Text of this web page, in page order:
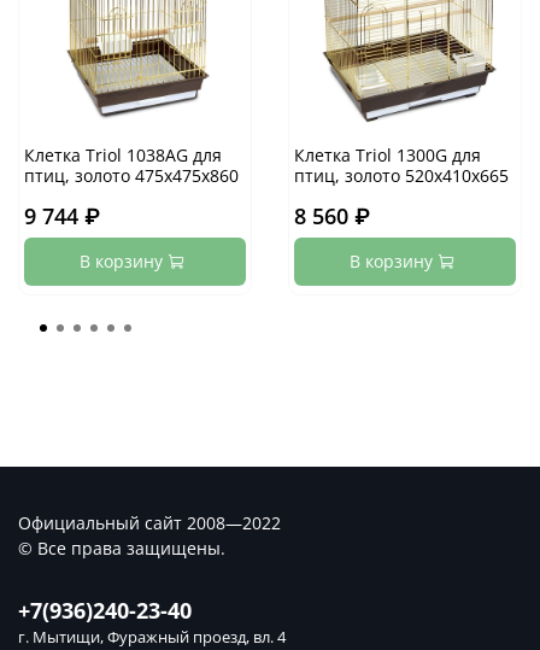
Клетка Triol 1038AG для
птиц, золото 475х475х860
9 744 ₽
В корзину
Клетка Triol 1300G для
птиц, золото 520х410х665
8 560 ₽
В корзину
+7(936)240-23-40
г. Мытищи, Фуражный проезд, вл. 4
Официальный сайт 2008—2022
© Все права защищены.